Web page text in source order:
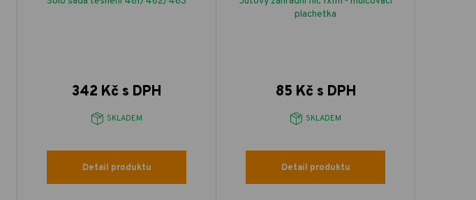
342 Kč s DPH
SKLADEM
Detail produktu
plachetka
85 Kč s DPH
SKLADEM
Detail produktu